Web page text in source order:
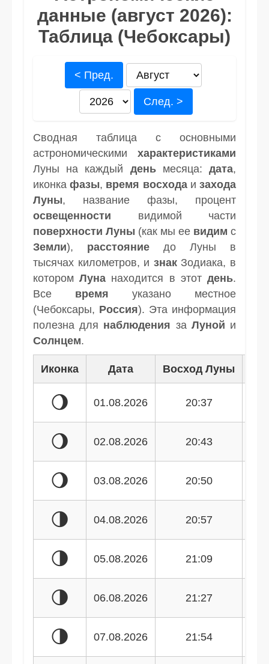
данные (август 2026):
Таблица (Чебоксары)
< Пред.
След. >
Сводная таблица с основными
астрономическими характеристиками
Луны на каждый деньмесяца:дата,
иконкафазы, время восходаизахода
Луны, название фазы, процент
освещенности видимой части
поверхности Луны (как мы ее видим с
Земли), расстояние до Луны в
тысячах километров, и знакЗодиака, в
которомЛуна находится в этотдень.
Все время указано местное
(Чебоксары, Россия). Эта информация
полезна для наблюдения за Луной и
Солнцем.
Иконка Дата Восход Луны
🌖 01.08.2026 20:37
🌖 02.08.2026 20:43
🌖 03.08.2026 20:50
🌗 04.08.2026 20:57
🌗 05.08.2026 21:09
🌗 06.08.2026 21:27
🌗 07.08.2026 21:54